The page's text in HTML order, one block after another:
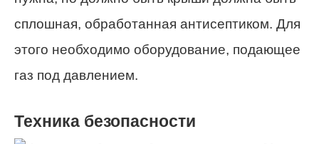
сплошная, обработанная антисептиком. Для
этого необходимо оборудование, подающее
газ под давлением.
Техника безопасности